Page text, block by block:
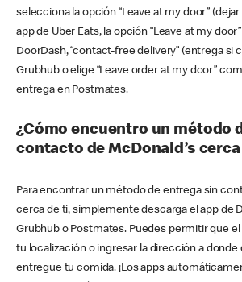
selecciona la opción “Leave at my door” (dejar
app de Uber Eats, la opción “Leave at my
DoorDash, “contact-free delivery” (entrega si
Grubhub o elige “Leave order at my door”
entrega en Postmates.
¿Cómo encuentro un método
contacto de McDonald’s
Para encontrar un método de entrega sin
cerca de ti, simplemente descarga el app de
Grubhub o Postmates. Puedes permitir que
tu localización o ingresar la dirección a donde
entregue tu comida. ¡Los apps